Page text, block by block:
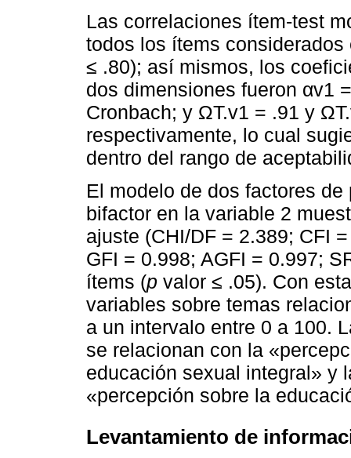
Las correlaciones ítem-test
todos los ítems
≤ .80); así mismos, los
dos dimensiones fueron αv1
Cronbach; y ΩT.v1 = .91 y
respectivamente, lo cual
dentro del rango de
El modelo de dos factores
bifactor en la variable 2
ajuste (CHI/DF = 2.389; CFI
GFI = 0.998; AGFI = 0.997;
ítems (p valor ≤ .05). Con
variables sobre temas
a un intervalo entre 0 a 100.
se relacionan con la
educación sexual integral» y
«percepción sobre la
Levantamiento de